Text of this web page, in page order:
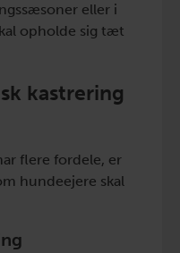
eller i
opholde sig tæt
kastrering
flere fordele, er
hundeejere skal